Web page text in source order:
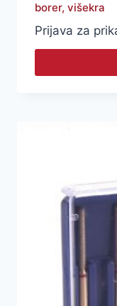
borer, višekra
Prijava za